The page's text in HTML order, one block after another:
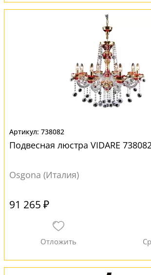
738082
Подвесная люстра VIDARE
Osgona (Италия)
91 265 ₽